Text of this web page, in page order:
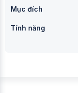
Mục đích
Tính năng